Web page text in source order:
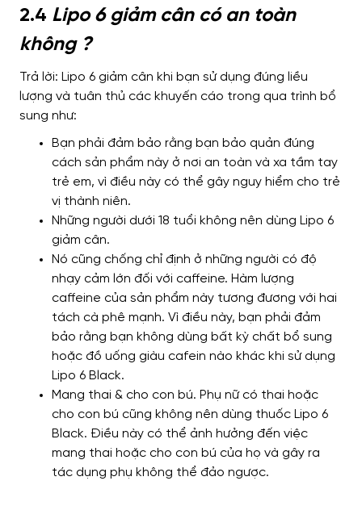
2.4 Lipo 6 giảm câncó an toàn
không ?
Trả lời: Lipo 6 giảm cân khi bạn sử dụng đúng liều
lượng và tuân thủ các khuyến cáo trong qua trình bổ
sung như:
Bạn phải đảm bảo rằng bạn bảo quản đúng
cách sản phẩm này ở nơi an toàn và xa tầm tay
trẻ em, vì điều này có thể gây nguy hiểm cho trẻ
vị thành niên.
Những người dưới 18 tuổi không nên dùng Lipo 6
giảm cân.
Nó cũng chống chỉ định ở những người có độ
nhạy cảm lớn đối với caffeine. Hàm lượng
caffeine của sản phẩm này tương đương với hai
tách cà phê mạnh. Vì điều này, bạn phải đảm
bảo rằng bạn không dùng bất kỳ chất bổ sung
hoặc đồ uống giàu cafein nào khác khi sử dụng
Lipo 6 Black.
Mang thai & cho con bú. Phụ nữ có thai hoặc
cho con bú cũng không nên dùng thuốc Lipo 6
Black. Điều này có thể ảnh hưởng đến việc
mang thai hoặc cho con bú của họ và gây ra
tác dụng phụ không thể đảo ngược.